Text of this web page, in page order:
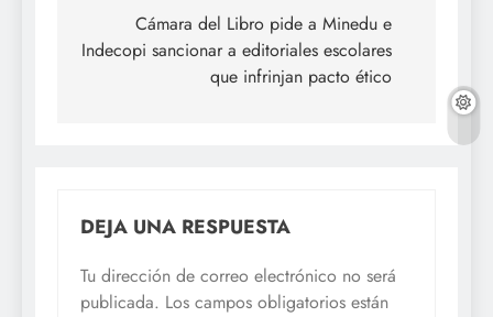
entradas
Cámara del Libro pide a Minedu e
Indecopi sancionar a editoriales escolares
que infrinjan pacto ético
DEJA UNA RESPUESTA
Tu dirección de correo electrónico no será
publicada. Los campos obligatorios están